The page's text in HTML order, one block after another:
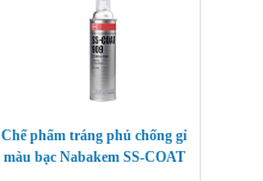
Chế phẩm tráng phủ chống gỉ
màu bạc Nabakem SS-COAT